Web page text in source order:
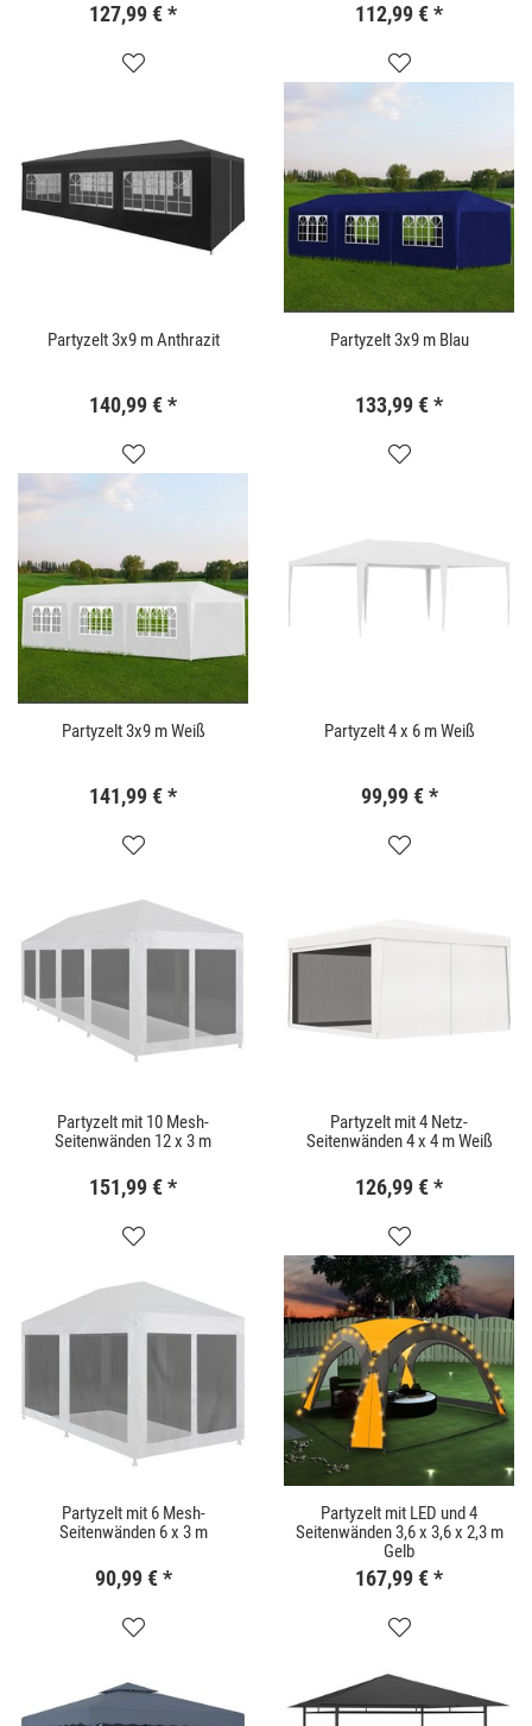
127,99 €* 112,99 €*
Partyzelt 3x9 m Anthrazit
140,99 €*
Partyzelt 3x9 m Blau
133,99 €*
Partyzelt 3x9 m Weiß
141,99 €*
Partyzelt 4 x 6 m Weiß
99,99 € *
Partyzelt mit 10 Mesh-
Seitenwänden 12 x 3 m
151,99 €*
Partyzelt mit 4 Netz-
Seitenwänden 4 x 4 m Weiß
126,99 €*
Partyzelt mit 6 Mesh-
Seitenwänden 6 x 3 m
90,99 € *
Partyzelt mit LED und 4
Seitenwänden 3,6 x 3,6 x 2,3 m
Gelb
167,99 €*